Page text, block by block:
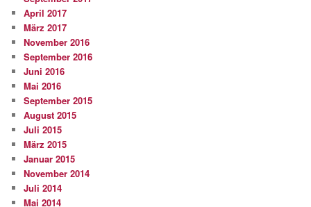
April 2017
März 2017
November 2016
September 2016
Juni 2016
Mai 2016
September 2015
August 2015
Juli 2015
März 2015
Januar 2015
November 2014
Juli 2014
Mai 2014